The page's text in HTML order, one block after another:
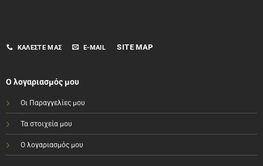
ΚΑΛΈΣΤΕ ΜΑΣ E-MAIL SITE MAP
Ο λογαριασμός μου
Οι Παραγγελίες μου
Τα στοιχεία μου
Ο λογαριασμός μου